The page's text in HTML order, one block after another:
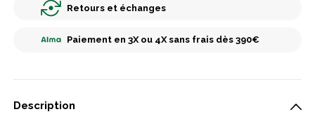
Retours et échanges
Paiement en 3X ou 4X sans frais dès 390€
Description